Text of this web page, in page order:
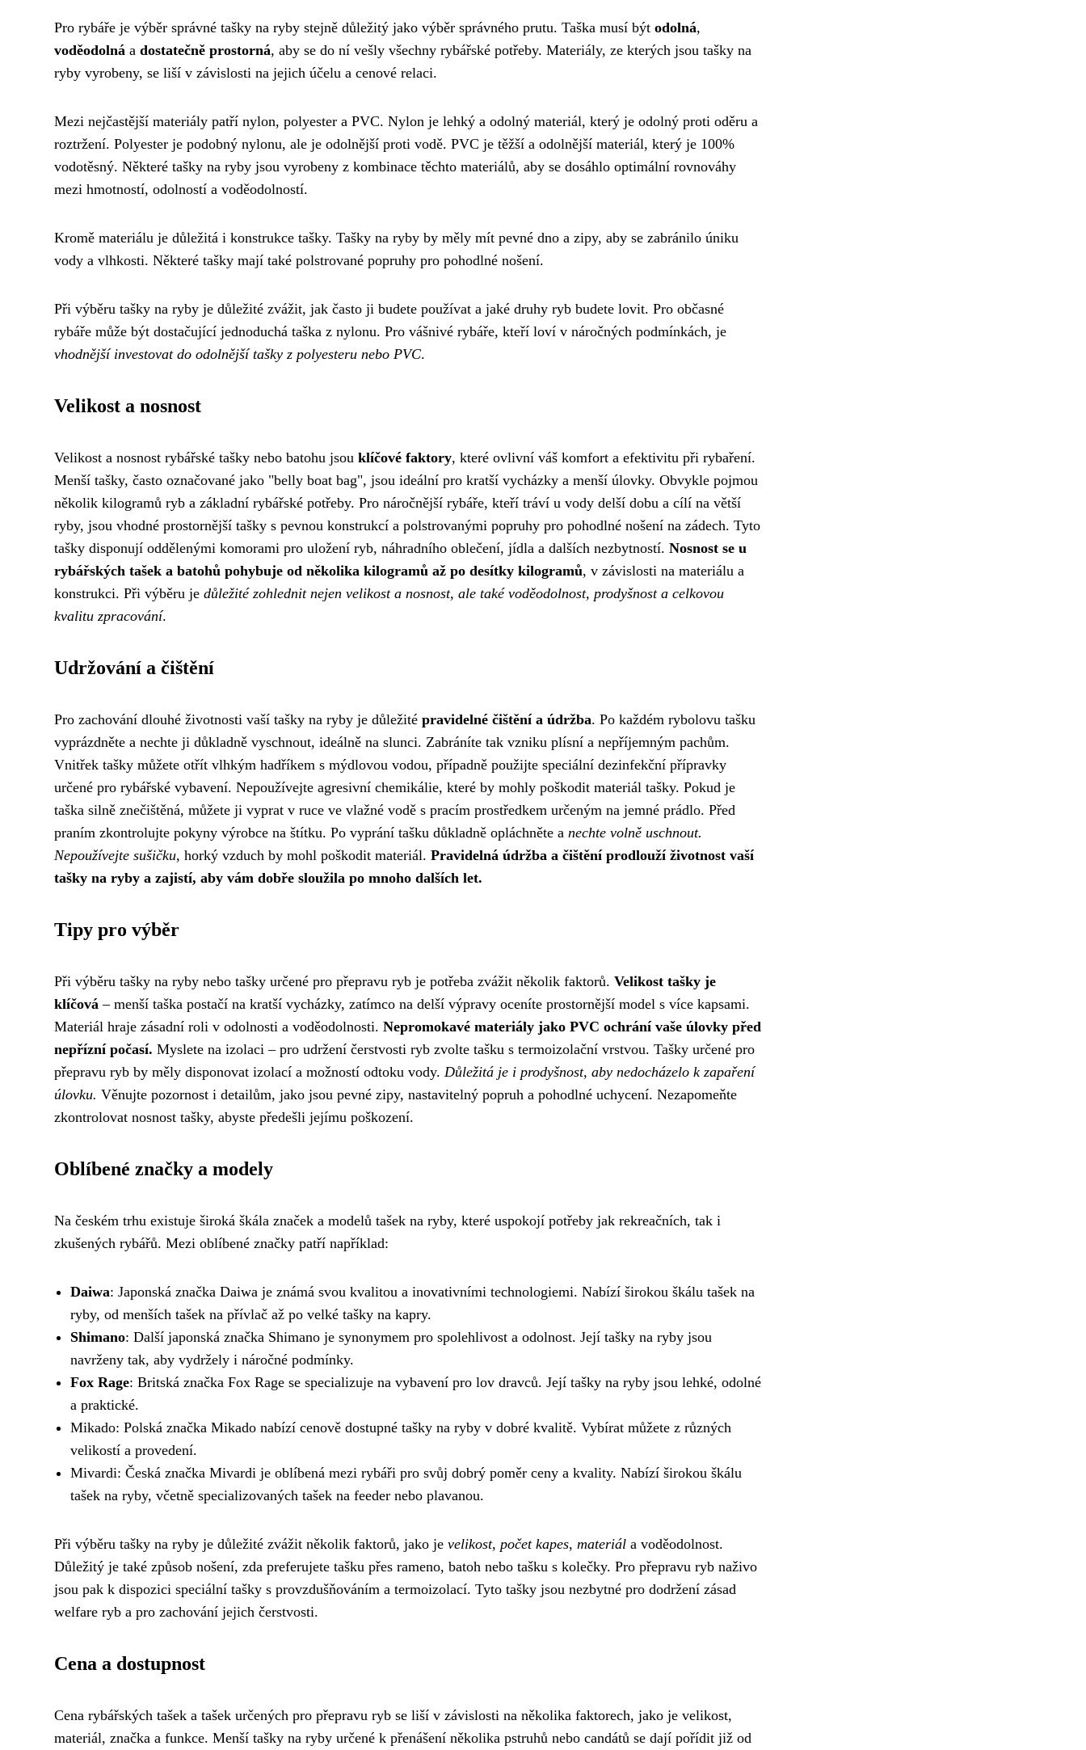
Pro rybáře je výběr správné tašky na ryby stejně důležitý jako výběr správného prutu. Taška musí být odolná,
voděodolná a dostatečně prostorná, aby se do ní vešly všechny rybářské potřeby. Materiály, ze kterých jsou tašky na
ryby vyrobeny, se liší v závislosti na jejich účelu a cenové relaci.
Mezi nejčastější materiály patří nylon, polyester a PVC. Nylon je lehký a odolný materiál, který je odolný proti oděru a
roztržení. Polyester je podobný nylonu, ale je odolnější proti vodě. PVC je těžší a odolnější materiál, který je 100%
vodotěsný. Některé tašky na ryby jsou vyrobeny z kombinace těchto materiálů, aby se dosáhlo optimální rovnováhy
mezi hmotností, odolností a voděodolností.
Kromě materiálu je důležitá i konstrukce tašky. Tašky na ryby by měly mít pevné dno a zipy, aby se zabránilo úniku
vody a vlhkosti. Některé tašky mají také polstrované popruhy pro pohodlné nošení.
Při výběru tašky na ryby je důležité zvážit, jak často ji budete používat a jaké druhy ryb budete lovit. Pro občasné
rybáře může být dostačující jednoduchá taška z nylonu. Pro vášnivé rybáře, kteří loví v náročných podmínkách, je
vhodnější investovat do odolnější tašky z polyesteru nebo PVC.
Velikost a nosnost
Velikost a nosnost rybářské tašky nebo batohu jsou klíčové faktory, které ovlivní váš komfort a efektivitu při rybaření.
Menší tašky, často označované jako "belly boat bag", jsou ideální pro kratší vycházky a menší úlovky. Obvykle pojmou
několik kilogramů ryb a základní rybářské potřeby. Pro náročnější rybáře, kteří tráví u vody delší dobu a cílí na větší
ryby, jsou vhodné prostornější tašky s pevnou konstrukcí a polstrovanými popruhy pro pohodlné nošení na zádech. Tyto
tašky disponují oddělenými komorami pro uložení ryb, náhradního oblečení, jídla a dalších nezbytností. Nosnost se u
rybářských tašek a batohů pohybuje od několika kilogramů až po desítky kilogramů, v závislosti na materiálu a
konstrukci. Při výběru je důležité zohlednit nejen velikost a nosnost, ale také voděodolnost, prodyšnost a celkovou
kvalitu zpracování.
Udržování a čištění
Pro zachování dlouhé životnosti vaší tašky na ryby je důležité pravidelné čištění a údržba. Po každém rybolovu tašku
vyprázdněte a nechte ji důkladně vyschnout, ideálně na slunci. Zabráníte tak vzniku plísní a nepříjemným pachům.
Vnitřek tašky můžete otřít vlhkým hadříkem s mýdlovou vodou, případně použijte speciální dezinfekční přípravky
určené pro rybářské vybavení. Nepoužívejte agresivní chemikálie, které by mohly poškodit materiál tašky. Pokud je
taška silně znečištěná, můžete ji vyprat v ruce ve vlažné vodě s pracím prostředkem určeným na jemné prádlo. Před
praním zkontrolujte pokyny výrobce na štítku. Po vyprání tašku důkladně opláchněte a nechte volně uschnout.
Nepoužívejte sušičku, horký vzduch by mohl poškodit materiál. Pravidelná údržba a čištění prodlouží životnost vaší
tašky na ryby a zajistí, aby vám dobře sloužila po mnoho dalších let.
Tipy pro výběr
Při výběru tašky na ryby nebo tašky určené pro přepravu ryb je potřeba zvážit několik faktorů. Velikost tašky je
klíčová – menší taška postačí na kratší vycházky, zatímco na delší výpravy oceníte prostornější model s více kapsami.
Materiál hraje zásadní roli v odolnosti a voděodolnosti. Nepromokavé materiály jako PVC ochrání vaše úlovky před
nepřízní počasí. Myslete na izolaci – pro udržení čerstvosti ryb zvolte tašku s termoizolační vrstvou. Tašky určené pro
přepravu ryb by měly disponovat izolací a možností odtoku vody. Důležitá je i prodyšnost, aby nedocházelo k zapaření
úlovku. Věnujte pozornost i detailům, jako jsou pevné zipy, nastavitelný popruh a pohodlné uchycení. Nezapomeňte
zkontrolovat nosnost tašky, abyste předešli jejímu poškození.
Oblíbené značky a modely
Na českém trhu existuje široká škála značek a modelů tašek na ryby, které uspokojí potřeby jak rekreačních, tak i
zkušených rybářů. Mezi oblíbené značky patří například:
Daiwa: Japonská značka Daiwa je známá svou kvalitou a inovativními technologiemi. Nabízí širokou škálu tašek na
ryby, od menších tašek na přívlač až po velké tašky na kapry.
Shimano: Další japonská značka Shimano je synonymem pro spolehlivost a odolnost. Její tašky na ryby jsou
navrženy tak, aby vydržely i náročné podmínky.
Fox Rage: Britská značka Fox Rage se specializuje na vybavení pro lov dravců. Její tašky na ryby jsou lehké, odolné
a praktické.
Mikado: Polská značka Mikado nabízí cenově dostupné tašky na ryby v dobré kvalitě. Vybírat můžete z různých
velikostí a provedení.
Mivardi: Česká značka Mivardi je oblíbená mezi rybáři pro svůj dobrý poměr ceny a kvality. Nabízí širokou škálu
tašek na ryby, včetně specializovaných tašek na feeder nebo plavanou.
Při výběru tašky na ryby je důležité zvážit několik faktorů, jako je velikost, počet kapes, materiál a voděodolnost.
Důležitý je také způsob nošení, zda preferujete tašku přes rameno, batoh nebo tašku s kolečky. Pro přepravu ryb naživo
jsou pak k dispozici speciální tašky s provzdušňováním a termoizolací. Tyto tašky jsou nezbytné pro dodržení zásad
welfare ryb a pro zachování jejich čerstvosti.
Cena a dostupnost
Cena rybářských tašek a tašek určených pro přepravu ryb se liší v závislosti na několika faktorech, jako je velikost,
materiál, značka a funkce. Menší tašky na ryby určené k přenášení několika pstruhů nebo candátů se dají pořídit již od